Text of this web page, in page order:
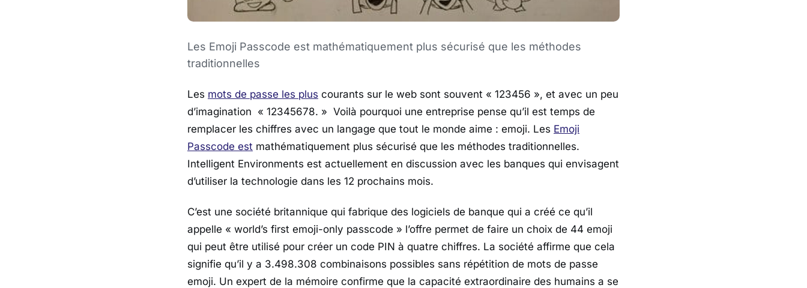
Les Emoji Passcode est mathématiquement plus sécurisé que les méthodes
traditionnelles
Les mots de passe les plus courants sur le web sont souvent « 123456 », et avec un peu
d’imagination « 12345678. » Voilà pourquoi une entreprise pense qu’il est temps de
remplacer les chiffres avec un langage que tout le monde aime : emoji. Les Emoji
Passcode est mathématiquement plus sécurisé que les méthodes traditionnelles.
Intelligent Environments est actuellement en discussion avec les banques qui envisagent
d’utiliser la technologie dans les 12 prochains mois.
C’est une société britannique qui fabrique des logiciels de banque qui a créé ce qu’il
appelle « world’s first emoji-only passcode » l’offre permet de faire un choix de 44 emoji
qui peut être utilisé pour créer un code PIN à quatre chiffres. La société affirme que cela
signifie qu’il y a 3.498.308 combinaisons possibles sans répétition de mots de passe
emoji. Un expert de la mémoire confirme que la capacité extraordinaire des humains a se